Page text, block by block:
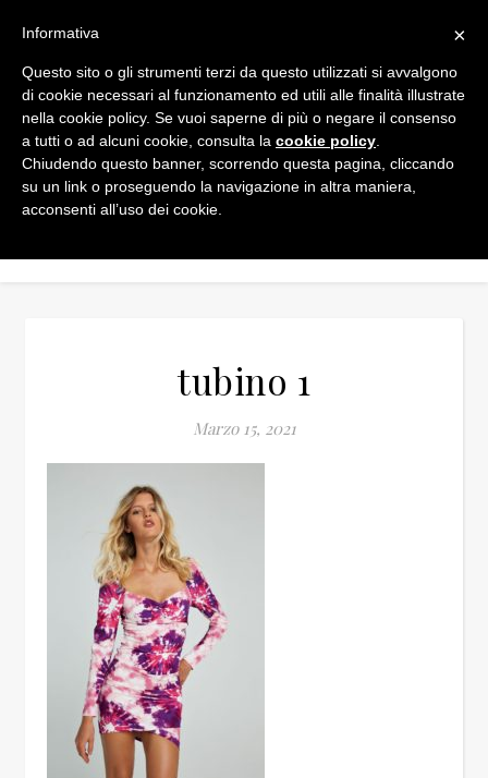
tubino 1
Marzo 15, 2021
×
Informativa
Questo sito o gli strumenti terzi da questo utilizzati si avvalgono
di cookie necessari al funzionamento ed utili alle finalità illustrate
nella cookie policy. Se vuoi saperne di più o negare il consenso
a tutti o ad alcuni cookie, consulta la cookie policy
Chiudendo questo banner, scorrendo questa pagina, cliccando
su un link o proseguendo la navigazione in altra maniera,
acconsenti all’uso dei cookie.